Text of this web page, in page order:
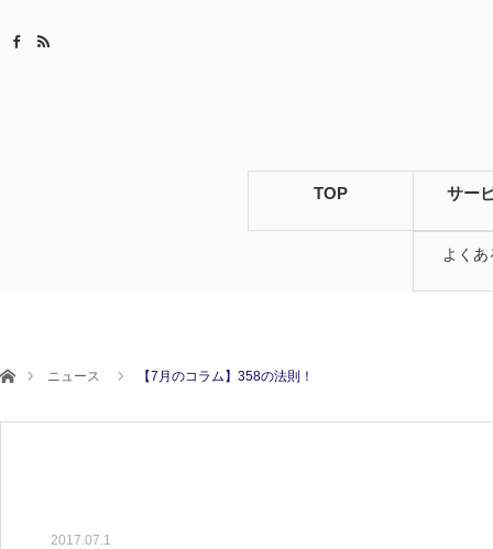
TOP サー
よく
ホームニュース 【7月のコラム】358の法則！
2017.07.1